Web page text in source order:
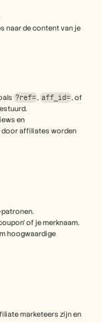
naar de content van je
?ref=, aff_id=, of
en
door affiliates worden
patronen.
of je merknaam.
hoogwaardige
marketeers zijn en